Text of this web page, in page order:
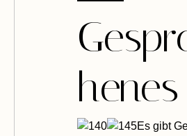
henes
Es gibt